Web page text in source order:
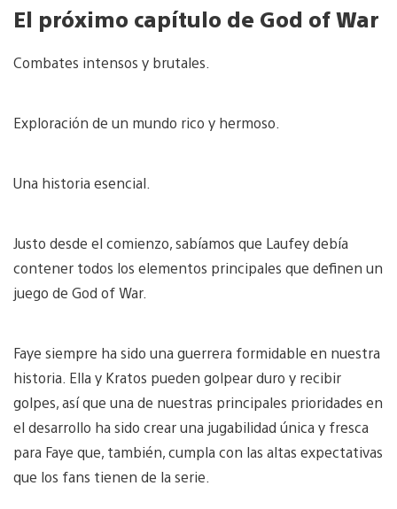
El próximo capítulo de God of War
Combates intensos y brutales.
Exploración de un mundo rico y hermoso.
Una historia esencial.
Justo desde el comienzo, sabíamos que Laufey debía
contener todos los elementos principales que definen un
juego de God of War.
Faye siempre ha sido una guerrera formidable en nuestra
historia. Ella y Kratos pueden golpear duro y recibir
golpes, así que una de nuestras principales prioridades en
el desarrollo ha sido crear una jugabilidad única y fresca
para Faye que, también, cumpla con las altas expectativas
que los fans tienen de la serie.